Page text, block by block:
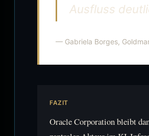
Ausfluss
— Gabriela Borges,
FAZIT
Oracle Corporation bleibt